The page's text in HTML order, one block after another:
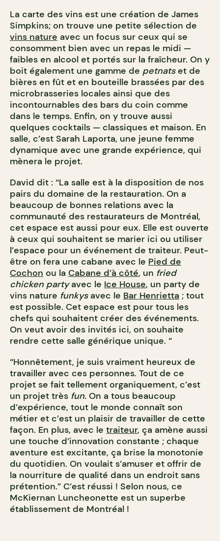
La carte des vins est une création de James
Simpkins; on trouve une petite sélection de
vins nature avec un focus sur ceux qui se
consomment bien avec un repas le midi —
faibles en alcool et portés sur la fraîcheur. On y
boit également une gamme de petnats et de
bières en fût et en bouteille brassées par des
microbrasseries locales ainsi que des
incontournables des bars du coin comme
dans le temps. Enfin, on y trouve aussi
quelques cocktails — classiques et maison. En
salle, c’est Sarah Laporta, une jeune femme
dynamique avec une grande expérience, qui
mènera le projet.
David dit : “La salle est à la disposition de nos
pairs du domaine de la restauration. On a
beaucoup de bonnes relations avec la
communauté des restaurateurs de Montréal,
cet espace est aussi pour eux. Elle est ouverte
à ceux qui souhaitent se marier ici ou utiliser
l’espace pour un événement de traiteur. Peut-
être on fera une cabane avec le Pied de
Cochon ou la Cabane d’à côté, un fried
chicken partyavec le Ice House, un party de
vins nature funkys avec le Bar Henrietta ; tout
est possible. Cet espace est pour tous les
chefs qui souhaitent créer des événements.
On veut avoir des invités ici, on souhaite
rendre cette salle générique unique. “
“Honnêtement, je suis vraiment heureux de
travailler avec ces personnes. Tout de ce
projet se fait tellement organiquement, c’est
un projet très fun. On a tous beaucoup
d’expérience, tout le monde connaît son
métier et c’est un plaisir de travailler de cette
façon. En plus, avec le traiteur, ça amène aussi
une touche d’innovation constante ; chaque
aventure est excitante, ça brise la monotonie
du quotidien. On voulait s’amuser et offrir de
la nourriture de qualité dans un endroit sans
prétention.” C’est réussi ! Selon nous, ce
McKiernan Luncheonette est un superbe
établissement de Montréal !